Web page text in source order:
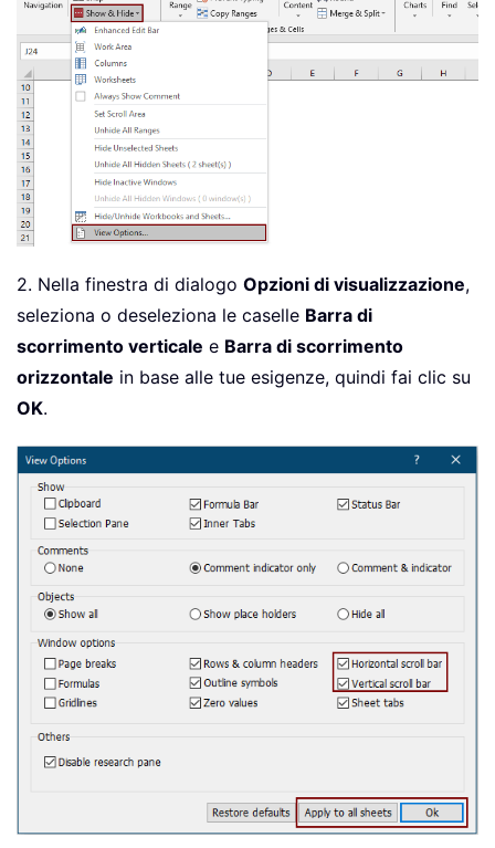
2. Nella finestra di dialogo Opzioni di visualizzazione,
seleziona o deseleziona le caselle Barra di
scorrimento verticale e Barra di scorrimento
orizzontale in base alle tue esigenze, quindi fai clic su
OK.